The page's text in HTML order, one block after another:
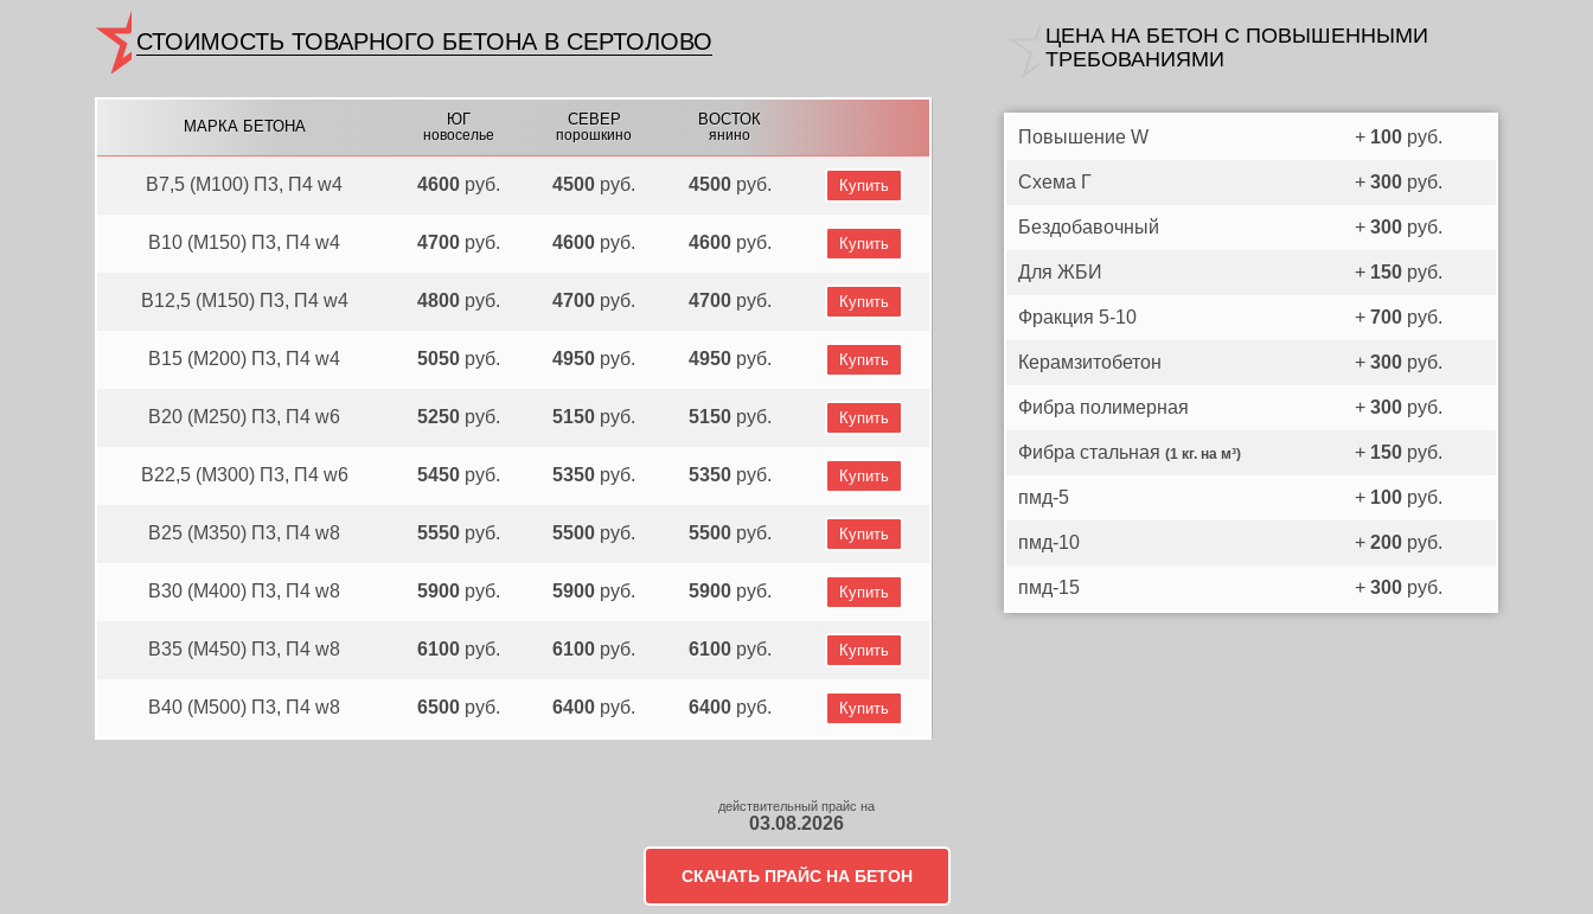
СТОИМОСТЬ ТОВАРНОГО БЕТОНА В СЕРТОЛОВО
МАРКА БЕТОНА ЮГ
новоселье
СЕВЕР
порошкино
ВОСТОК
янино
В7,5 (М100) П3, П4 w4 4600 руб. 4500 руб. 4500руб. Купить
В10 (М150) П3, П4 w4 4700 руб. 4600 руб. 4600руб. Купить
В12,5 (М150) П3, П4 w4 4800 руб. 4700 руб. 4700руб. Купить
В15 (М200) П3, П4 w4 5050 руб. 4950 руб. 4950руб. Купить
В20 (М250) П3, П4 w6 5250 руб. 5150 руб. 5150руб. Купить
B22,5 (М300) П3, П4 w6 5450 руб. 5350 руб. 5350руб. Купить
В25 (М350) П3, П4 w8 5550 руб. 5500 руб. 5500руб. Купить
В30 (М400) П3, П4 w8 5900 руб. 5900 руб. 5900руб. Купить
В35 (М450) П3, П4 w8 6100 руб. 6100 руб. 6100руб. Купить
В40 (М500) П3, П4 w8 6500 руб. 6400 руб. 6400руб. Купить
ЦЕНА НА БЕТОН C ПОВЫШЕННЫМИ
ТРЕБОВАНИЯМИ
Повышение W + 100руб.
Схема Г + 300руб.
Бездобавочный + 300руб.
Для ЖБИ + 150руб.
Фракция 5-10 + 700руб.
Керамзитобетон + 300руб.
Фибра полимерная + 300руб.
Фибра стальная (1 кг. на м³) + 150руб.
пмд-5 + 100руб.
пмд-10 + 200руб.
пмд-15 + 300руб.
действительный прайс на
03.08.2026
СКАЧАТЬ ПРАЙС НА БЕТОН